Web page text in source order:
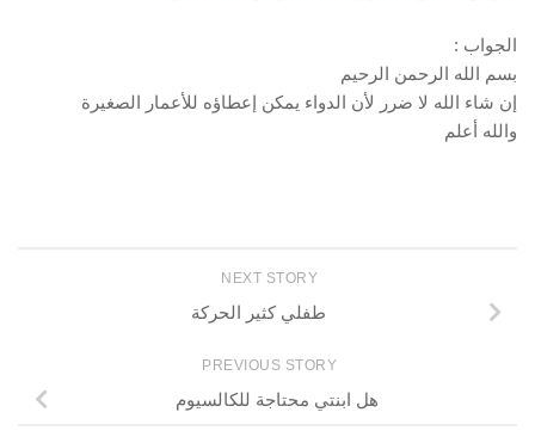
الجواب :
بسم الله الرحمن الرحيم
إن شاء الله لا ضرر لأن الدواء يمكن إعطاؤه للأعمار الصغيرة
والله أعلم
NEXT STORY
طفلي كثير الحركة
PREVIOUS STORY
هل ابنتي محتاجة للكالسيوم